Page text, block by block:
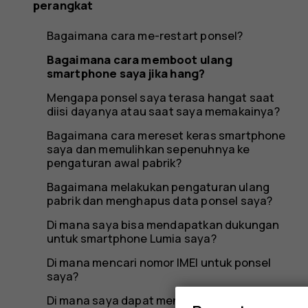
perangkat
Bagaimana cara me-restart ponsel?
Bagaimana cara memboot ulang
smartphone saya jika hang?
Mengapa ponsel saya terasa hangat saat
diisi dayanya atau saat saya memakainya?
Bagaimana cara mereset keras smartphone
saya dan memulihkan sepenuhnya ke
pengaturan awal pabrik?
Bagaimana melakukan pengaturan ulang
pabrik dan menghapus data ponsel saya?
Di mana saya bisa mendapatkan dukungan
untuk smartphone Lumia saya?
Di mana mencari nomor IMEI untuk ponsel
saya?
Di mana saya dapat menemukan nomor PSN